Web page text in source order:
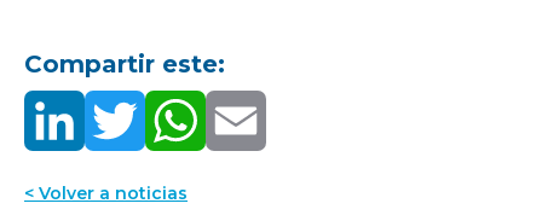
Compartir este:
< Volver a noticias